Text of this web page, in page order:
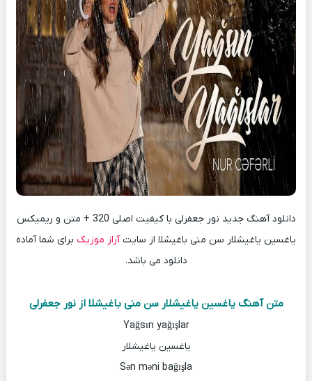
دانلود آهنگ جدید نور جعفرلی با کیفیت اصلی 320 + متن و ریمیکس
یاغسین یاغیشلار سن منی باغیشلا از سایتآراز موزیک برای شما آماده
دانلود می باشد.
متن آهنگ یاغسین یاغیشلار سن منی باغیشلا از نور جعفرلی
Yağsın yağışlar
یاغسین یاغیشلار
Sən məni bağışla